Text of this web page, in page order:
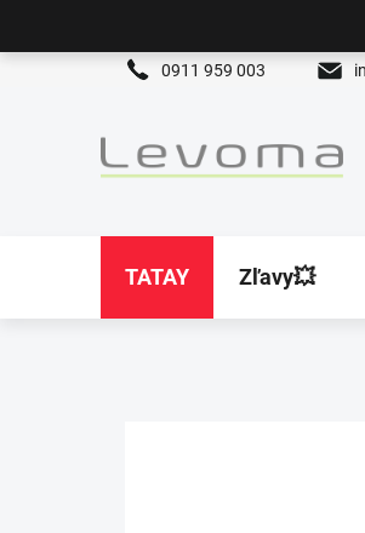
0911 959 003
TATAY Zľavy💥